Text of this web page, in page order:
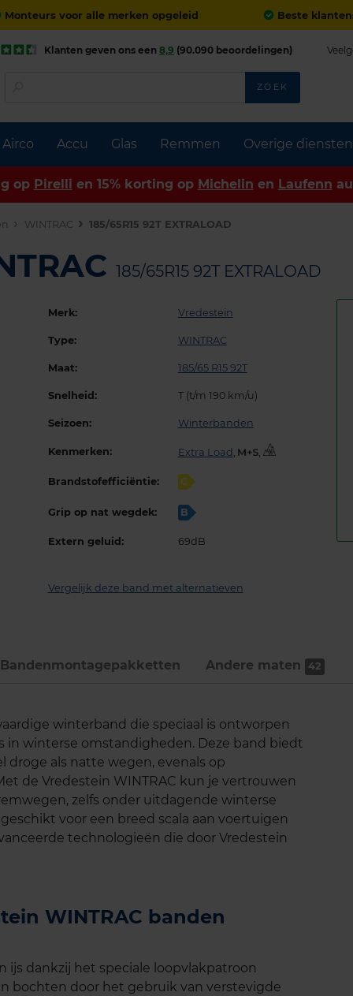
Monteurs voor alle merken opgeleid Beste
Airco Accu Glas Remmen Overige diensten
Klanten geven ons een 8,9 (90.090 beoordelingen)
ZOEK
op Pirelli en 15% korting op Michelin en Laufenn
WINTRAC 185/65R15 92T EXTRALOAD
185/65R15 92T EXTRALOAD
Merk: Vredestein
Type: WINTRAC
Maat: 185/65 R15 92T
Snelheid: T (t/m 190 km/u)
Seizoen: Winterbanden
Kenmerken: Extra Load , ,
Brandstofefficiëntie: C
Grip op nat wegdek: B
Extern geluid: 69dB
Vergelijk deze band met alternatieven
Bandenmontage­pakketten Andere maten 42
winterband die speciaal is ontworpen
in winterse omstandigheden. Deze band biedt
als natte wegen, evenals op
de Vredestein WINTRAC kun je vertrouwen
zelfs onder uitdagende winterse
voor een breed scala aan voertuigen
technologieën die door Vredestein
WINTRAC banden
ijs dankzij het speciale loopvlakpatroon
bochten door het gebruik van verstevigde